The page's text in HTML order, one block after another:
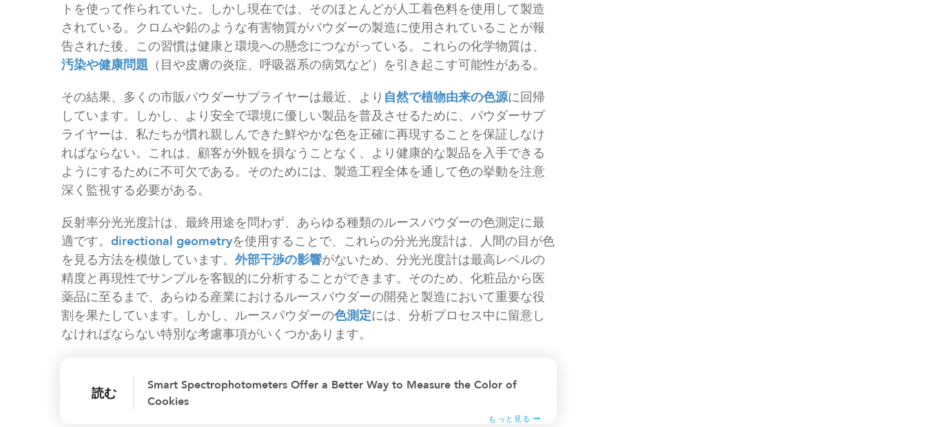
トを使って作られていた。しかし現在では、そのほとんどが人工着色料を使用して製造
されている。クロムや鉛のような有害物質がパウダーの製造に使用されていることが報
告された後、この習慣は健康と環境への懸念につながっている。これらの化学物質は、
汚染や健康問題 （目や皮膚の炎症、呼吸器系の病気など）を引き起こす可能性がある。
その結果、多くの市販パウダーサプライヤーは最近、より 自然で植物由来の色源に回帰
しています。しかし、より安全で環境に優しい製品を普及させるために、パウダーサプ
ライヤーは、私たちが慣れ親しんできた鮮やかな色を正確に再現することを保証しなけ
ればならない。これは、顧客が外観を損なうことなく、より健康的な製品を入手できる
ようにするために不可欠である。そのためには、製造工程全体を通して色の挙動を注意
深く監視する必要がある。
反射率分光光度計は、最終用途を問わず、あらゆる種類のルースパウダーの色測定に最
適です。 directional geometryを使用することで、これらの分光光度計は、人間の目が色
を見る方法を模倣しています。 外部干渉の影響がないため、分光光度計は最高レベルの
精度と再現性でサンプルを客観的に分析することができます。そのため、化粧品から医
薬品に至るまで、あらゆる産業におけるルースパウダーの開発と製造において重要な役
割を果たしています。しかし、ルースパウダーの色測定には、分析プロセス中に留意し
なければならない特別な考慮事項がいくつかあります。
読む
Smart Spectrophotometers Offer a Better Way to Measure the Color of
Cookies
もっと見る